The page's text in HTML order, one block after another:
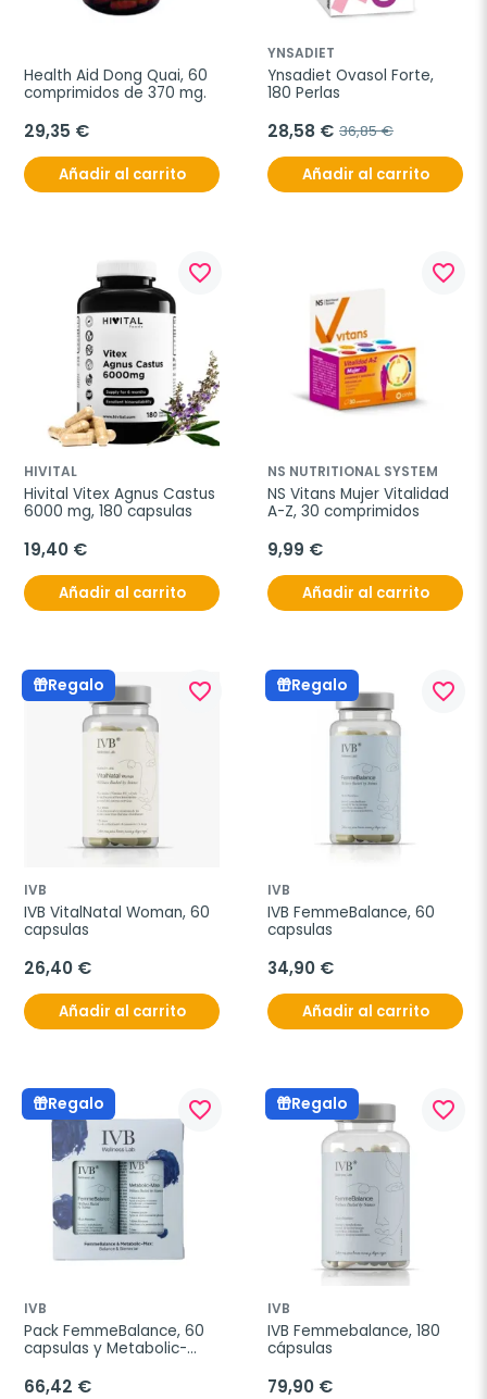
Health Aid Dong Quai, 60
comprimidos de 370 mg.
29,35 €
Añadir al carrito
YNSADIET
Ynsadiet Ovasol Forte,
180 Perlas
28,58 € 36,85 €
Añadir al carrito
favorite_border
HIVITAL
Hivital Vitex Agnus Castus
6000 mg, 180 capsulas
19,40 €
Añadir al carrito
favorite_border
NS NUTRITIONAL SYSTEM
NS Vitans Mujer Vitalidad
A-Z, 30 comprimidos
9,99 €
Añadir al carrito
Regalo favorite_border
IVB
IVB VitalNatal Woman, 60
capsulas
26,40 €
Añadir al carrito
Regalo favorite_border
IVB
IVB FemmeBalance, 60
capsulas
34,90 €
Añadir al carrito
Regalo favorite_border
IVB
Pack FemmeBalance, 60
capsulas y Metabolic-
66,42 €
Regalo favorite_border
IVB
IVB Femmebalance, 180
cápsulas
79,90 €